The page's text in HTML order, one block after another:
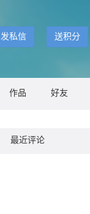
发私信 送积分
作品 好友
最近评论